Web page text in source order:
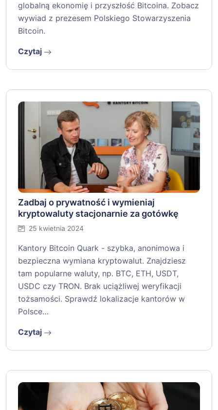
globalną ekonomię i przyszłość Bitcoina. Zobacz
wywiad z prezesem Polskiego Stowarzyszenia
Bitcoin.
Czytaj
Zadbaj o prywatność i wymieniaj
kryptowaluty stacjonarnie za gotówkę
25 kwietnia 2024
Kantory Bitcoin Quark - szybka, anonimowa i
bezpieczna wymiana kryptowalut. Znajdziesz
tam popularne waluty, np. BTC, ETH, USDT,
USDC czy TRON. Brak uciążliwej weryfikacji
tożsamości. Sprawdź lokalizacje kantorów w
Polsce…
Czytaj